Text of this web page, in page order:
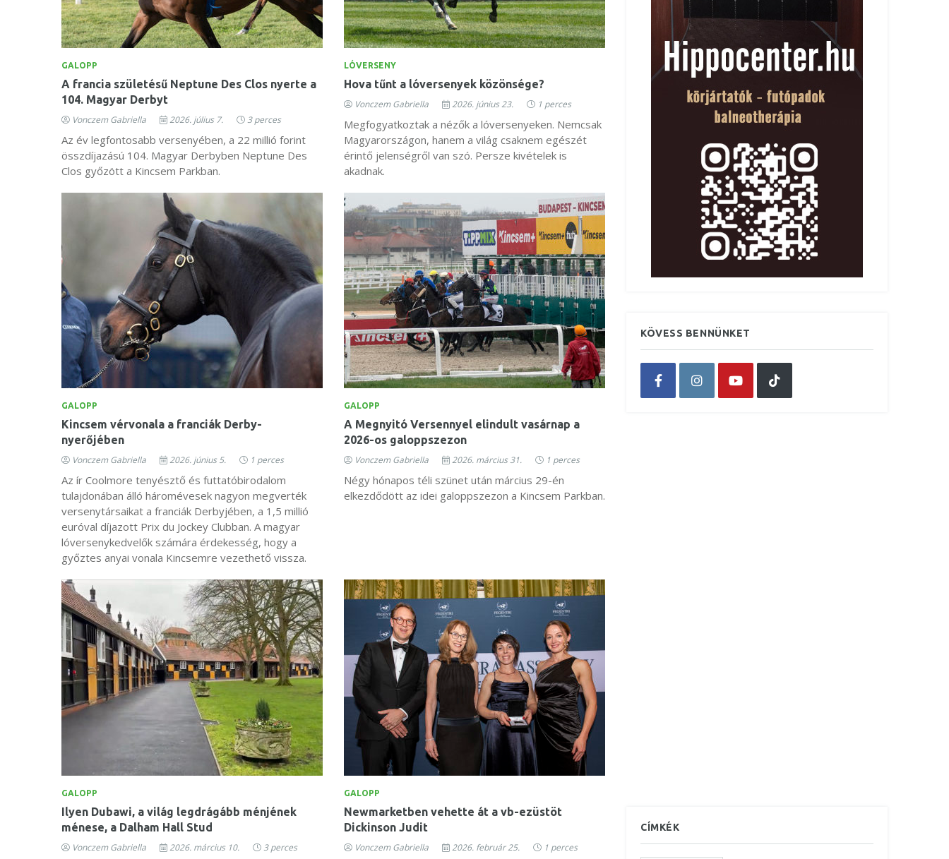
GALOPP
A francia születésű Neptune Des Clos nyerte a
104. Magyar Derbyt
Vonczem Gabriella 2026. július 7. 3 perces
Az év legfontosabb versenyében, a 22 millió forint
összdíjazású 104. Magyar Derbyben Neptune Des
Clos győzött a Kincsem Parkban.
LÓVERSENY
Hova tűnt a lóversenyek közönsége?
Vonczem Gabriella 2026. június 23. 1 perces
Megfogyatkoztak a nézők a lóversenyeken. Nemcsak
Magyarországon, hanem a világ csaknem egészét
érintő jelenségről van szó. Persze kivételek is
akadnak.
GALOPP
Kincsem vérvonala a franciák Derby-
nyerőjében
Vonczem Gabriella 2026. június 5. 1 perces
Az ír Coolmore tenyésztő és futtatóbirodalom
tulajdonában álló háromévesek nagyon megverték
versenytársaikat a franciák Derbyjében, a 1,5 millió
euróval díjazott Prix du Jockey Clubban. A magyar
lóversenykedvelők számára érdekesség, hogy a
győztes anyai vonala Kincsemre vezethető vissza.
GALOPP
A Megnyitó Versennyel elindult vasárnap a
2026-os galoppszezon
Vonczem Gabriella 2026. március 31. 1 perces
Négy hónapos téli szünet után március 29-én
elkezdődött az idei galoppszezon a Kincsem Parkban.
GALOPP
Ilyen Dubawi, a világ legdrágább ménjének
ménese, a Dalham Hall Stud
Vonczem Gabriella 2026. március 10. 3 perces
GALOPP
Newmarketben vehette át a vb-ezüstöt
Dickinson Judit
Vonczem Gabriella 2026. február 25. 1 perces
KÖVESS BENNÜNKET
CÍMKÉK